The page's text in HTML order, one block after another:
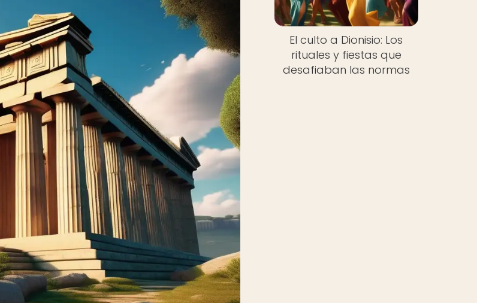
El culto a Dionisio: Los
rituales y fiestas que
desafiaban las normas